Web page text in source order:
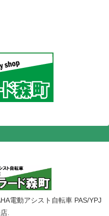
電動アシスト自転車 PAS/YPJ
.